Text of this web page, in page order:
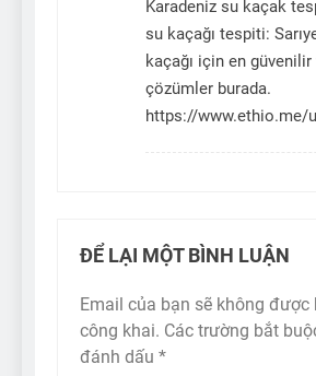
Karadeniz su kaçak
su kaçağı tespiti:
kaçağı için en güvenilir
çözümler burada.
https://www.ethio.me/
ĐỂ LẠI MỘT BÌNH LUẬN
Email của bạn sẽ không được
công khai. Các trường bắt
đánh dấu *